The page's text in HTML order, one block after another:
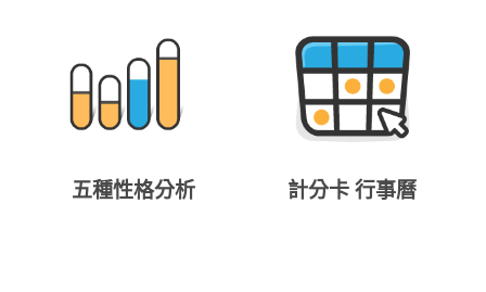
五種性格分析 計分卡 行事曆